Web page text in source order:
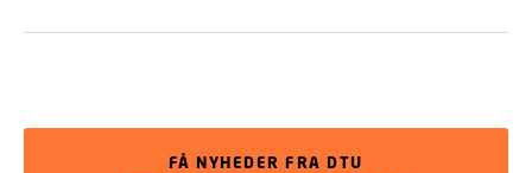
FÅ NYHEDER FRA DTU